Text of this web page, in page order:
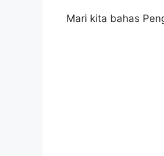
Mari kita bahas